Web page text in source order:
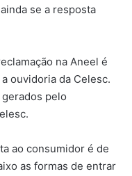
se a resposta
na Aneel é
ouvidoria da Celesc.
pelo
ao consumidor é de
as formas de entrar